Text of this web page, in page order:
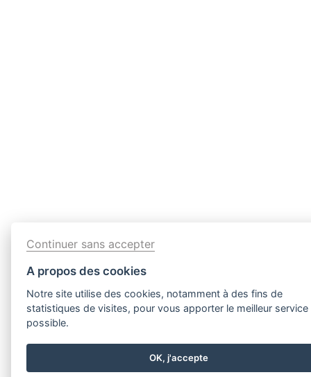
Continuer sans accepter
A propos des cookies
Notre site utilise des cookies, notamment à des fins de
statistiques de visites, pour vous apporter le meilleur service
possible.
OK, j'accepte